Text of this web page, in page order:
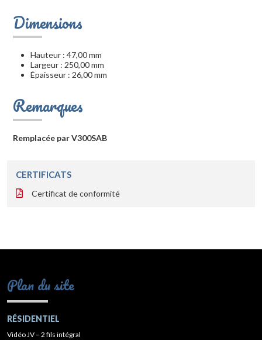
Dimensions
Hauteur : 47,00 mm
Largeur : 250,00 mm
Épaisseur : 26,00 mm
Remarques
Remplacée par V300SAB
CERTIFICATS
Certificat de conformité
Plan du site
RÉSIDENTIEL
Vidéo JV – 2 fils intégral